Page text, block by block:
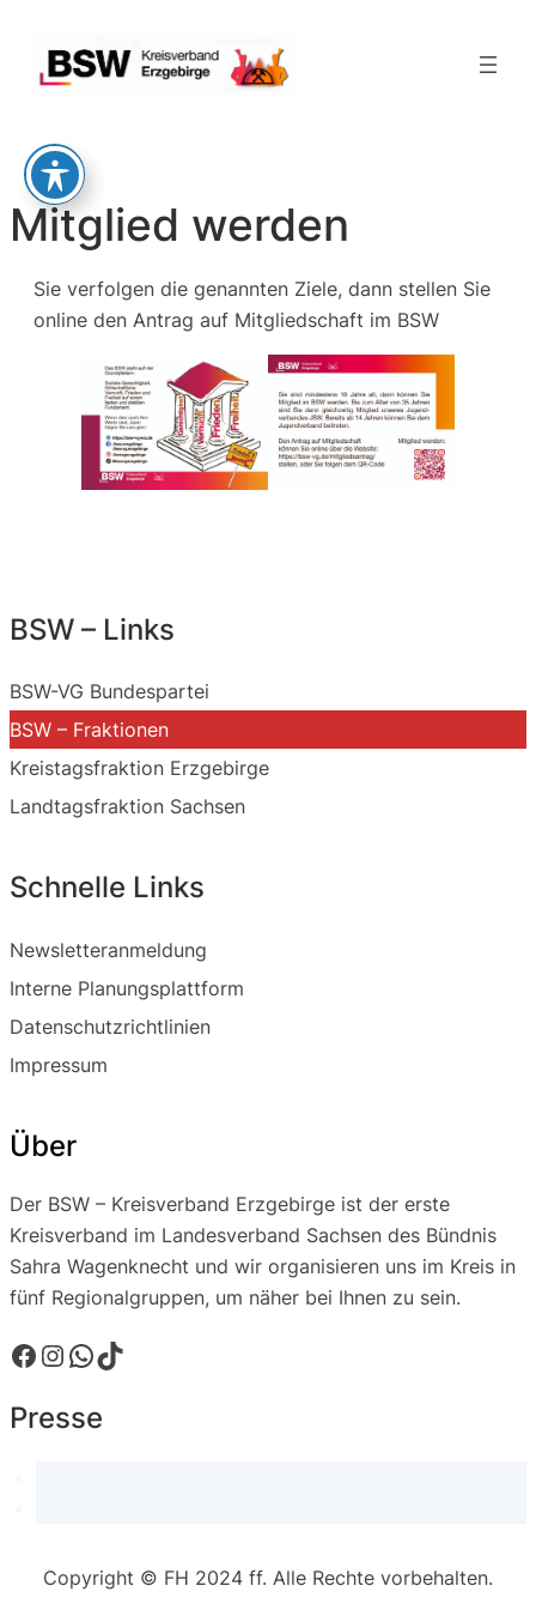
Inhalt
springen
Mitglied werden
Sie verfolgen die genannten Ziele, dann stellen Sie
online den Antrag auf Mitgliedschaft im BSW
BSW – Links
BSW-VG Bundespartei
BSW – Fraktionen
Kreistagsfraktion Erzgebirge
Landtagsfraktion Sachsen
Schnelle Links
Newsletteranmeldung
Interne Planungsplattform
Datenschutzrichtlinien
Impressum
Über
Der BSW – Kreisverband Erzgebirge ist der erste
Kreisverband im Landesverband Sachsen des Bündnis
Sahra Wagenknecht und wir organisieren uns im Kreis in
fünf Regionalgruppen, um näher bei Ihnen zu sein.
Facebook Instagram WhatsApp TikTok
Presse
Copyright © FH 2024 ff. Alle Rechte vorbehalten.